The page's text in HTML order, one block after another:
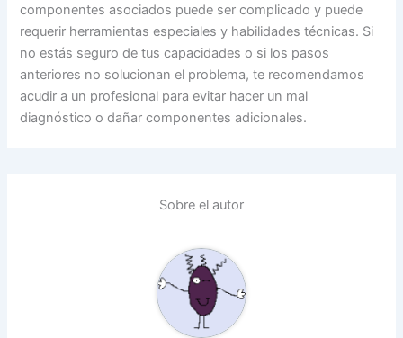
componentes asociados puede ser complicado y puede
requerir herramientas especiales y habilidades técnicas. Si
no estás seguro de tus capacidades o si los pasos
anteriores no solucionan el problema, te recomendamos
acudir a un profesional para evitar hacer un mal
diagnóstico o dañar componentes adicionales.
Sobre el autor